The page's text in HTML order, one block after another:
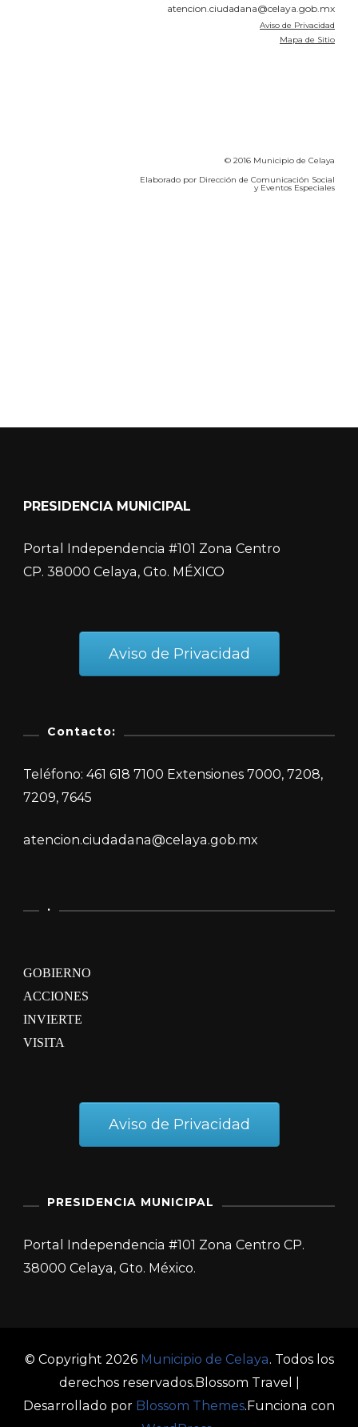
atencion.ciudadana@celaya.gob.mx
Aviso de Privacidad
Mapa de Sitio
© 2016 Municipio de Celaya
Elaborado por Dirección de Comunicación Social
y Eventos Especiales
PRESIDENCIA MUNICIPAL
Portal Independencia #101 Zona Centro
CP. 38000 Celaya, Gto. MÉXICO
Aviso de Privacidad
Contacto:
Teléfono: 461 618 7100 Extensiones 7000, 7208,
7209, 7645
atencion.ciudadana@celaya.gob.mx
.
GOBIERNO
ACCIONES
INVIERTE
VISITA
Aviso de Privacidad
PRESIDENCIA MUNICIPAL
Portal Independencia #101 Zona Centro CP.
38000 Celaya, Gto. México.
© Copyright 2026 Municipio de Celaya. Todos los
derechos reservados.Blossom Travel |
Desarrollado por Blossom Themes.Funciona con